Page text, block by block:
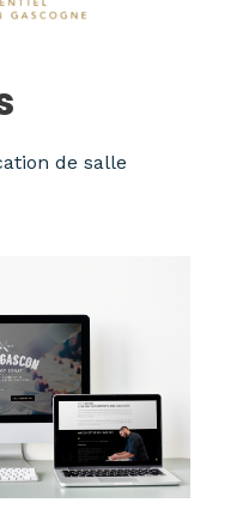
de salle